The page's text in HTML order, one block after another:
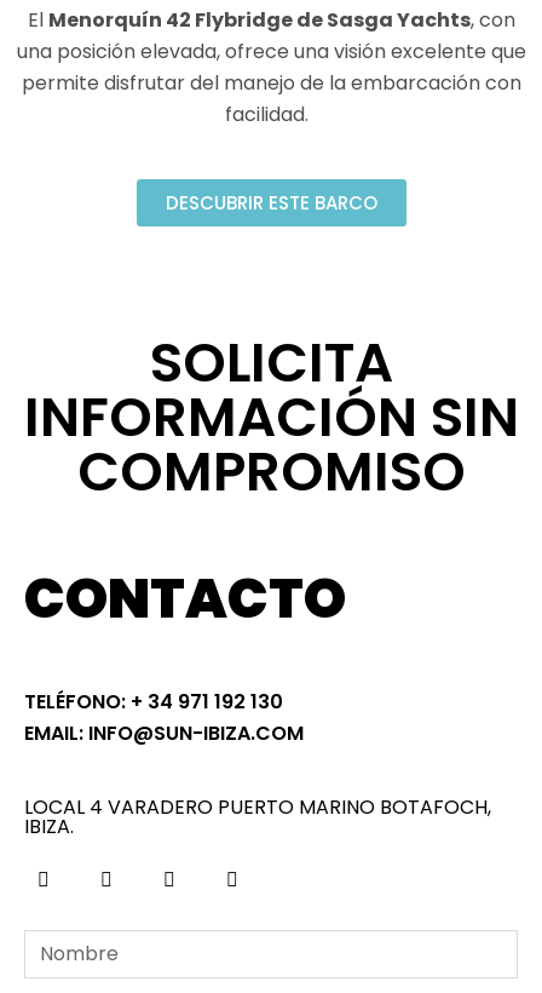
El Menorquín 42 Flybridge de Sasga Yachts, con
una posición elevada, ofrece una visión excelente que
permite disfrutar del manejo de la embarcación con
facilidad.
DESCUBRIR ESTE BARCO
SOLICITA
INFORMACIÓN SIN
COMPROMISO
CONTACTO
TELÉFONO: + 34 971 192 130
EMAIL: INFO@SUN-IBIZA.COM
LOCAL 4 VARADERO PUERTO MARINO BOTAFOCH,
IBIZA.